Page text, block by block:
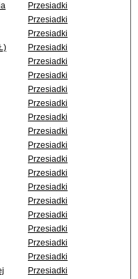
Przesiadki
Przesiadki
Przesiadki
Przesiadki
Przesiadki
Przesiadki
Przesiadki
Przesiadki
Przesiadki
Przesiadki
Przesiadki
Przesiadki
Przesiadki
Przesiadki
Przesiadki
Przesiadki
Przesiadki
Przesiadki
Przesiadki
Przesiadki